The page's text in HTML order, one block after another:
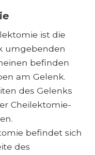
ist die
umgebenden
befinden
am Gelenk.
des Gelenks
Cheilektomie-
befindet sich
des